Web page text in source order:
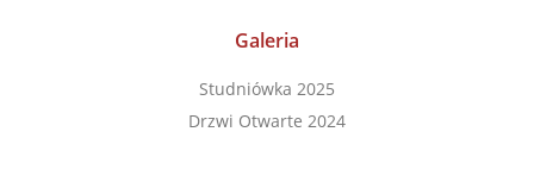
Galeria
Studniówka 2025
Drzwi Otwarte 2024